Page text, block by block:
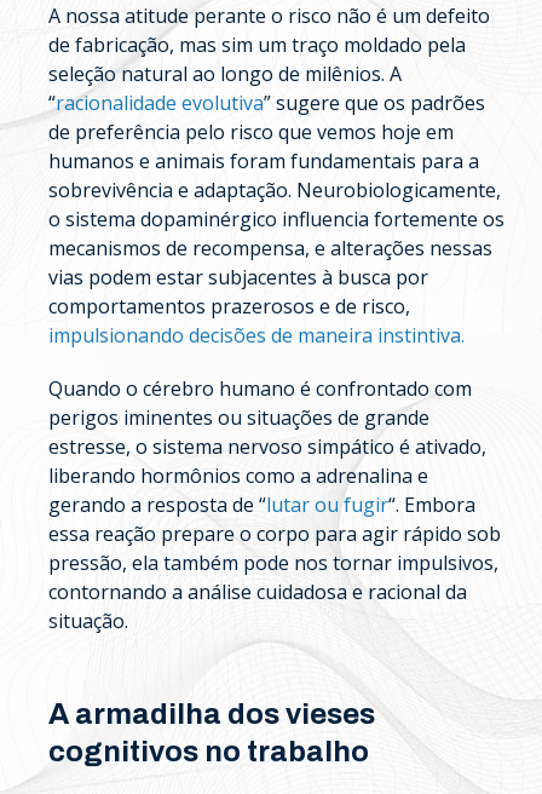
A nossa atitude perante o risco não é um defeito
de fabricação, mas sim um traço moldado pela
seleção natural ao longo de milênios. A
“racionalidade evolutiva” sugere que os padrões
de preferência pelo risco que vemos hoje em
humanos e animais foram fundamentais para a
sobrevivência e adaptação. Neurobiologicamente,
o sistema dopaminérgico influencia fortemente os
mecanismos de recompensa, e alterações nessas
vias podem estar subjacentes à busca por
comportamentos prazerosos e de risco,
impulsionando decisões de maneira instintiva.
Quando o cérebro humano é confrontado com
perigos iminentes ou situações de grande
estresse, o sistema nervoso simpático é ativado,
liberando hormônios como a adrenalina e
gerando a resposta de “lutar ou fugir“. Embora
essa reação prepare o corpo para agir rápido sob
pressão, ela também pode nos tornar impulsivos,
contornando a análise cuidadosa e racional da
situação.
A armadilha dos vieses
cognitivos no trabalho